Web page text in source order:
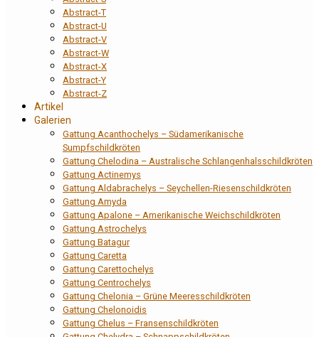
Abstract-T
Abstract-U
Abstract-V
Abstract-W
Abstract-X
Abstract-Y
Abstract-Z
Artikel
Galerien
Gattung Acanthochelys – Südamerikanische
Sumpfschildkröten
Gattung Chelodina – Australische Schlangenhalsschildkröten
Gattung Actinemys
Gattung Aldabrachelys – Seychellen-Riesenschildkröten
Gattung Amyda
Gattung Apalone – Amerikanische Weichschildkröten
Gattung Astrochelys
Gattung Batagur
Gattung Caretta
Gattung Carettochelys
Gattung Centrochelys
Gattung Chelonia – Grüne Meeresschildkröten
Gattung Chelonoidis
Gattung Chelus – Fransenschildkröten